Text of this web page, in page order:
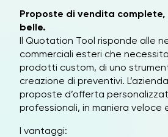
Proposte di vendita complete,
belle.
Il Quotation Tool risponde alle
commerciali esteri che
prodotti custom, di uno
creazione di preventivi.
proposte d’offerta
professionali, in maniera
I vantaggi: